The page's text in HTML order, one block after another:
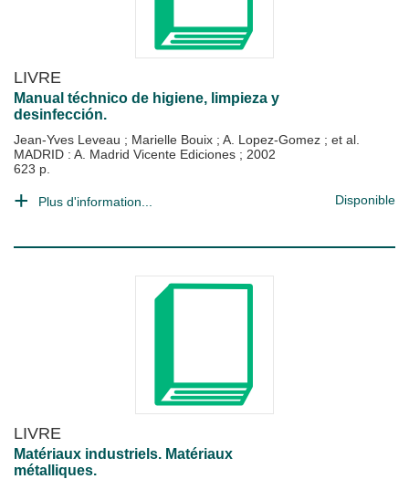
LIVRE
Manual téchnico de higiene, limpieza y
desinfección.
Jean-Yves Leveau ; Marielle Bouix ; A. Lopez-Gomez ; et al.
MADRID : A. Madrid Vicente Ediciones ; 2002
623 p.
Plus d'information... Disponible
LIVRE
Matériaux industriels. Matériaux
métalliques.